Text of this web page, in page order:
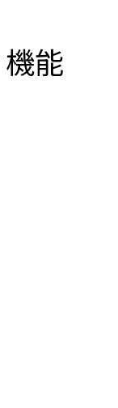
機能